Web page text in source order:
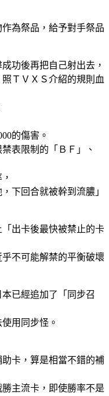
為祭品，給予對手祭品
功後再把自己射出去，
ＴＶＸＳ介紹的規則血
的傷害。
表限制的「ＢＦ」、
下回合就被幹到流膿」
出卡後最快被禁止的卡
不可能解禁的平衡破壞
已經追加了「同步召
用同步怪。
卡，算是相當不錯的補
主流卡，即使勝率不是